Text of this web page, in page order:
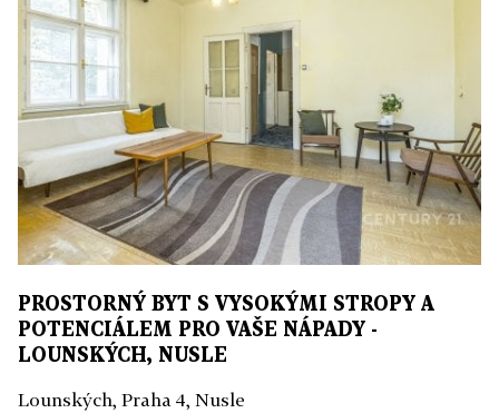
PROSTORNÝ BYT S VYSOKÝMI STROPY A
POTENCIÁLEM PRO VAŠE NÁPADY -
LOUNSKÝCH, NUSLE
Lounských, Praha 4, Nusle